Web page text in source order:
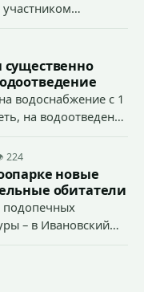
водоснабжение с 1
на водоотведение
предприятия
224
новые
обитатели
подопечных
– в Ивановский
месяцев, самочке —